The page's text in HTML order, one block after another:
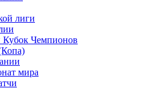
лиги
Чемпионов
мира